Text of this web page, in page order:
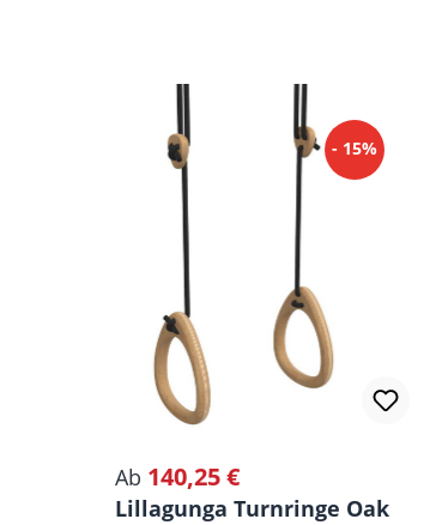
Produktgalerie überspringen
- 15%
Regulärer Preis:
Ab 140,25 €
Lillagunga Turnringe Oak